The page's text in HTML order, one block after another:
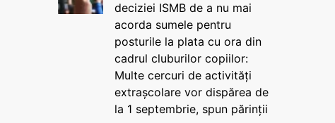
deciziei ISMB de a nu mai
acorda sumele pentru
posturile la plata cu ora din
cadrul cluburilor copiilor:
Multe cercuri de activități
extrașcolare vor dispărea de
la 1 septembrie, spun părinții